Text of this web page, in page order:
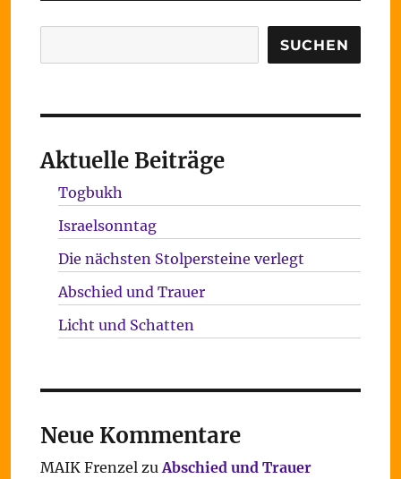
SUCHEN
Aktuelle Beiträge
Togbukh
Israelsonntag
Die nächsten Stolpersteine verlegt
Abschied und Trauer
Licht und Schatten
Neue Kommentare
MAIK FrenzelzuAbschied und Trauer